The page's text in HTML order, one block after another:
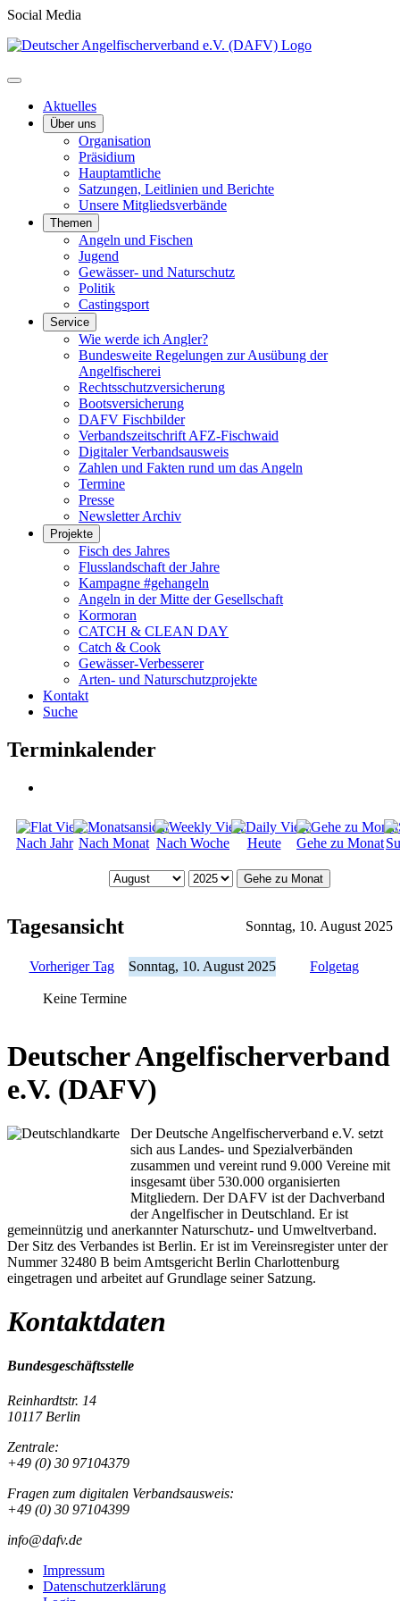
Social Media
Aktuelles
Über uns
Organisation
Präsidium
Hauptamtliche
Satzungen, Leitlinien und Berichte
Unsere Mitgliedsverbände
Themen
Angeln und Fischen
Jugend
Gewässer- und Naturschutz
Politik
Castingsport
Service
Wie werde ich Angler?
Bundesweite Regelungen zur Ausübung der
Angelfischerei
Rechtsschutzversicherung
Bootsversicherung
DAFV Fischbilder
Verbandszeitschrift AFZ-Fischwaid
Digitaler Verbandsausweis
Zahlen und Fakten rund um das Angeln
Termine
Presse
Newsletter Archiv
Projekte
Fisch des Jahres
Flusslandschaft der Jahre
Kampagne #gehangeln
Angeln in der Mitte der Gesellschaft
Kormoran
CATCH & CLEAN DAY
Catch & Cook
Gewässer-Verbesserer
Arten- und Naturschutzprojekte
Kontakt
Suche
Terminkalender
Nach Jahr Nach Monat Nach Woche Heute Gehe zu Monat
Gehe zu Monat
Tagesansicht Sonntag, 10. August 2025
Vorheriger Tag Sonntag, 10. August 2025 Folgetag
Keine Termine
Deutscher Angelfischerverband
e.V. (DAFV)
Der Deutsche Angelfischerverband e.V. setzt
sich aus Landes- und Spezialverbänden
zusammen und vereint rund 9.000 Vereine mit
insgesamt über 530.000 organisierten
Mitgliedern. Der DAFV ist der Dachverband
der Angelfischer in Deutschland. Er ist
gemeinnützig und anerkannter Naturschutz- und Umweltverband.
Der Sitz des Verbandes ist Berlin. Er ist im Vereinsregister unter der
Nummer 32480 B beim Amtsgericht Berlin Charlottenburg
eingetragen und arbeitet auf Grundlage seiner Satzung.
Kontaktdaten
Bundesgeschäftsstelle
Reinhardtstr. 14
10117 Berlin
Zentrale:
+49 (0) 30 97104379
Fragen zum digitalen Verbandsausweis:
+49 (0) 30 97104399
info@dafv.de
Impressum
Datenschutzerklärung